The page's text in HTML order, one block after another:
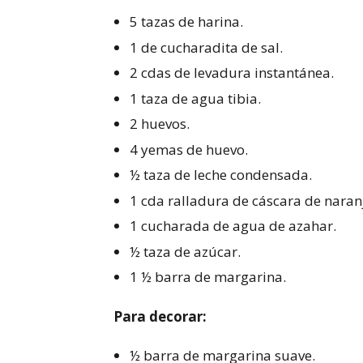
​5 tazas de harina.
1 de cucharadita de sal.
2 cdas de levadura instantánea.
1 taza de agua tibia.
2 huevos.
4 yemas de huevo.
½ taza de leche condensada.
1 cda ralladura de cáscara de
1 cucharada de agua de azahar.
½ taza de azúcar.
1 ½ barra de margarina.
Para decorar:
½ barra de margarina suave.